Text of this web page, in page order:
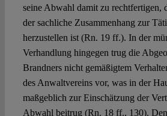
seine Abwahl damit zu rechtfertigen,
der sachliche Zusammenhang zur
herzustellen ist (Rn. 19 ff.). In der
Verhandlung hingegen trug die
Brandners nicht gemäßigtem
des Anwaltvereins vor, was in der
maßgeblich zur Einschätzung der
Abwahl beitrug (Rn. 18 ff., 130).